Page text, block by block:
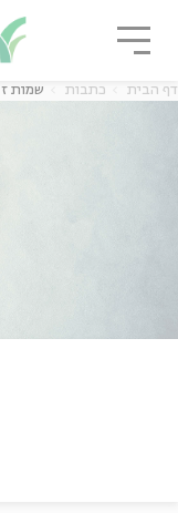
דף הבית כתבות שמות ז
סגור